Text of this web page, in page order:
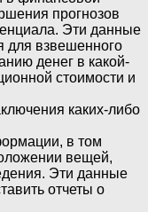
прогнозов
Эти данные
для взвешенного
денег в какой-
стоимости и
каких-либо
в том
вещей,
Эти данные
отчеты о